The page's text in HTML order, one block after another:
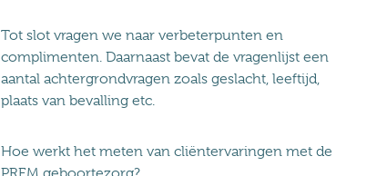
Tot slot vragen we naar verbeterpunten en
complimenten. Daarnaast bevat de vragenlijst een
aantal achtergrondvragen zoals geslacht, leeftijd,
plaats van bevalling etc.
Hoe werkt het meten van cliëntervaringen met de